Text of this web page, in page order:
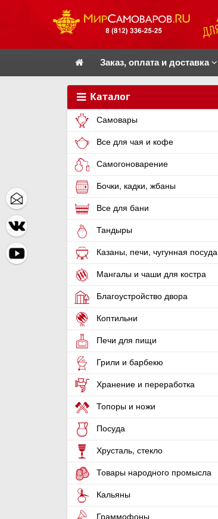
Заказ, оплата и доставка
Каталог
Самовары
Все для чая и кофе
Самогоноварение
Бочки, кадки, жбаны
Все для бани
Тандыры
Казаны, печи, чугунная посуда
Мангалы и чаши для костра
Благоустройство двора
Коптильни
Печи для пищи
Грили и барбекю
Хранение и переработка
Топоры и ножи
Посуда
Хрусталь, стекло
Товары народного промысла
Кальяны
Граммофоны